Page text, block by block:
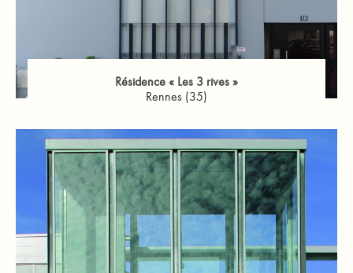
Résidence « Les 3 rives »
Rennes (35)